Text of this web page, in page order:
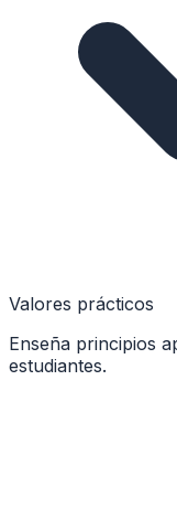
Valores prácticos
Enseña principios
estudiantes.